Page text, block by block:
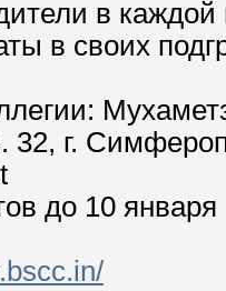
в
в своих
32, г.
до 10